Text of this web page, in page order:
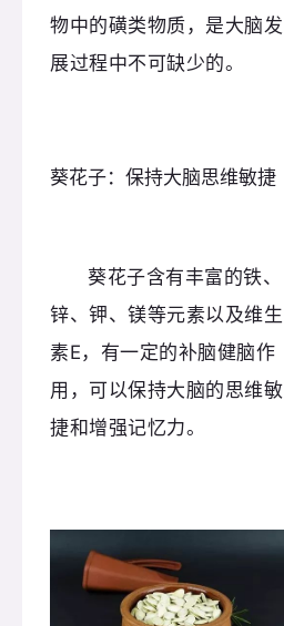
物中的磺类物质，是大脑发
展过程中不可缺少的。
葵花子：保持大脑思维敏捷
葵花子含有丰富的铁、
锌、钾、镁等元素以及维生
素E，有一定的补脑健脑作
用，可以保持大脑的思维敏
捷和增强记忆力。